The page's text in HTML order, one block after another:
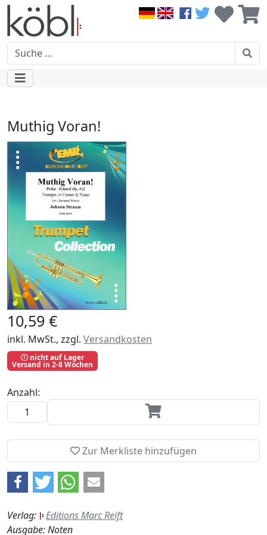
Muthig Voran!
Verlag:
Editions Marc Reift
Ausgabe: Noten
10,59 €
inkl. MwSt., zzgl. Versandkosten
nicht auf Lager
Versand in 2-8 Wochen
Anzahl:
Zur Merkliste hinzufügen